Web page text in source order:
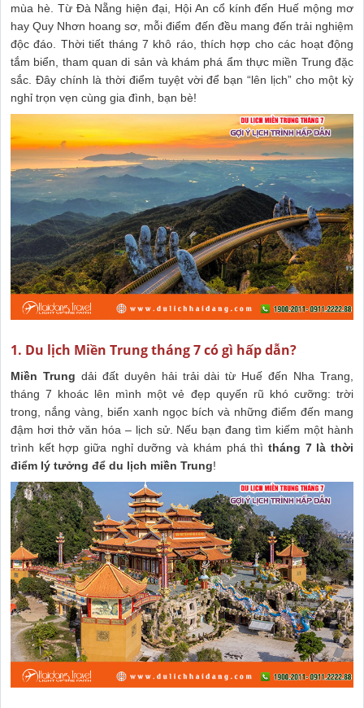
mùa hè. Từ Đà Nẵng hiện đại, Hội An cổ kính đến Huế mộng mơ
hay Quy Nhơn hoang sơ, mỗi điểm đến đều mang đến trải nghiệm
độc đáo. Thời tiết tháng 7 khô ráo, thích hợp cho các hoạt động
tắm biển, tham quan di sản và khám phá ẩm thực miền Trung đặc
sắc. Đây chính là thời điểm tuyệt vời để bạn “lên lịch” cho một kỳ
nghỉ trọn vẹn cùng gia đình, bạn bè!
1. Du lịch Miền Trung tháng 7 có gì hấp dẫn?
Miền Trung dải đất duyên hải trải dài từ Huế đến Nha Trang,
tháng 7 khoác lên mình một vẻ đẹp quyến rũ khó cưỡng: trời
trong, nắng vàng, biển xanh ngọc bích và những điểm đến mang
đậm hơi thở văn hóa – lịch sử. Nếu bạn đang tìm kiếm một hành
trình kết hợp giữa nghỉ dưỡng và khám phá thì tháng 7 là thời
điểm lý tưởng để du lịch miền Trung!